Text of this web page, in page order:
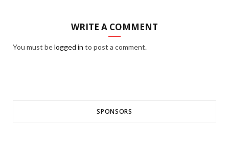
WRITE A COMMENT
You must belogged in to post a comment.
SPONSORS